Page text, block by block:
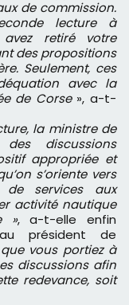
de commission.
lecture à
avez retiré votre
des propositions
Seulement, ces
avec la
de Corse », a-t-
la ministre de
discussions
appropriée et
s’oriente vers
de services aux
activité nautique
», a-t-elle enfin
président de
vous portiez à
discussions afin
redevance, soit